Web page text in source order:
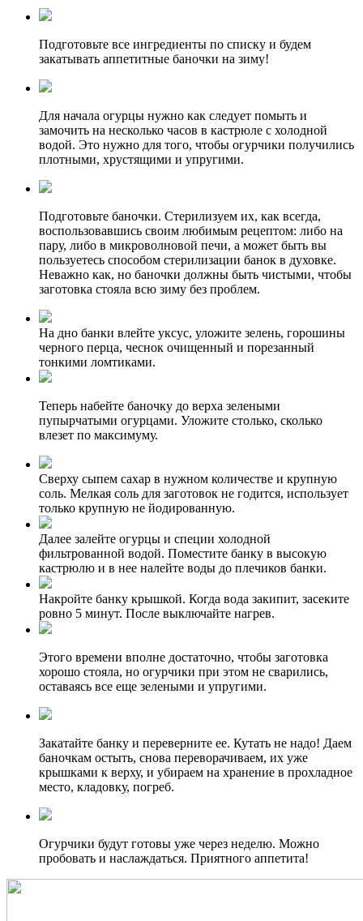
Подготовьте все ингредиенты по списку и будем
закатывать аппетитные баночки на зиму!
Для начала огурцы нужно как следует помыть и
замочить на несколько часов в кастрюле с холодной
водой. Это нужно для того, чтобы огурчики получились
плотными, хрустящими и упругими.
Подготовьте баночки. Стерилизуем их, как всегда,
воспользовавшись своим любимым рецептом: либо на
пару, либо в микроволновой печи, а может быть вы
пользуетесь способом стерилизации банок в духовке.
Неважно как, но баночки должны быть чистыми, чтобы
заготовка стояла всю зиму без проблем.
На дно банки влейте уксус, уложите зелень, горошины
черного перца, чеснок очищенный и порезанный
тонкими ломтиками.
Теперь набейте баночку до верха зелеными
пупырчатыми огурцами. Уложите столько, сколько
влезет по максимуму.
Сверху сыпем сахар в нужном количестве и крупную
соль. Мелкая соль для заготовок не годится, использует
только крупную не йодированную.
Далее залейте огурцы и специи холодной
фильтрованной водой. Поместите банку в высокую
кастрюлю и в нее налейте воды до плечиков банки.
Накройте банку крышкой. Когда вода закипит, засеките
ровно 5 минут. После выключайте нагрев.
Этого времени вполне достаточно, чтобы заготовка
хорошо стояла, но огурчики при этом не сварились,
оставаясь все еще зелеными и упругими.
Закатайте банку и переверните ее. Кутать не надо! Даем
баночкам остыть, снова переворачиваем, их уже
крышками к верху, и убираем на хранение в прохладное
место, кладовку, погреб.
Огурчики будут готовы уже через неделю. Можно
пробовать и наслаждаться. Приятного аппетита!